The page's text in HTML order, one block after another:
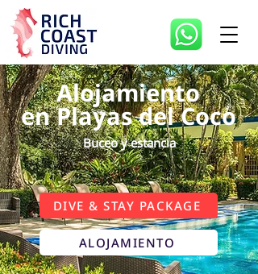
Alojamiento
en Playas del Coco
Buceo y estancia
DIVE & STAY PACKAGE
ALOJAMIENTO